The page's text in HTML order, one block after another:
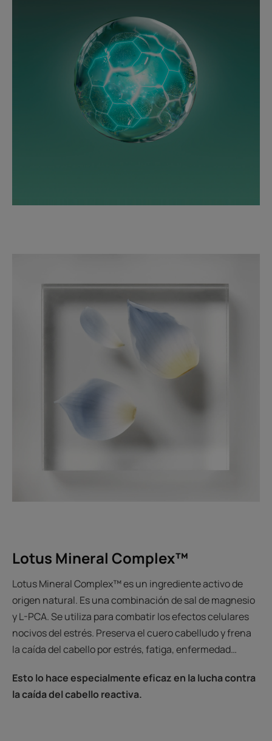
Lotus Mineral Complex™
Lotus Mineral Complex™ es un ingrediente activo de
origen natural. Es una combinación de sal de magnesio
y L-PCA. Se utiliza para combatir los efectos celulares
nocivos del estrés. Preserva el cuero cabelludo y frena
la caída del cabello por estrés, fatiga, enfermedad…
Esto lo hace especialmente eficaz en la lucha contra
la caída del cabello reactiva.